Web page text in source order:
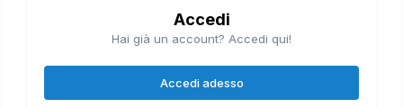
Accedi
Hai già un account? Accedi qui!
Accedi adesso